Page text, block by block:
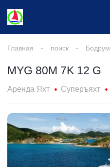
Главная поиск Бодрум
MYG 80M 7K 12 G
Аренда Яхт Суперъяхт